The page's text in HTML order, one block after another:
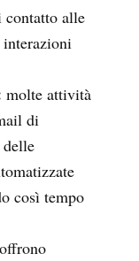
alle
interazioni
molte attività
di
così tempo